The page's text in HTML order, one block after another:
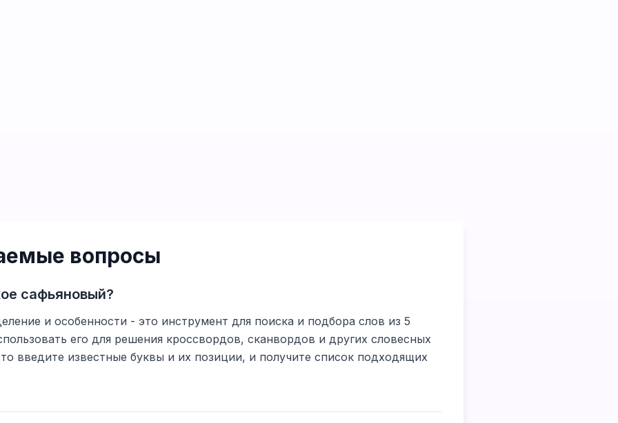
вопросы
сафьяновый?
и особенности - это инструмент для поиска и подбора слов из 5
его для решения кроссвордов, сканвордов и других словесных
введите известные буквы и их позиции, и получите список подходящих